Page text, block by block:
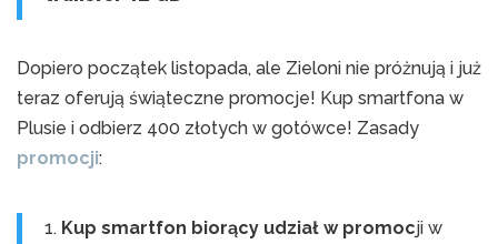
Dopiero początek listopada, ale Zieloni nie próżnują i już
teraz oferują świąteczne promocje! Kup smartfona w
Plusie i odbierz 400 złotych w gotówce! Zasady
promocji:
Kup smartfon biorący udział w promocji w